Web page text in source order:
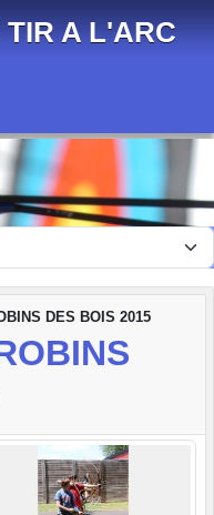
A L'ARC
DES BOIS 2015